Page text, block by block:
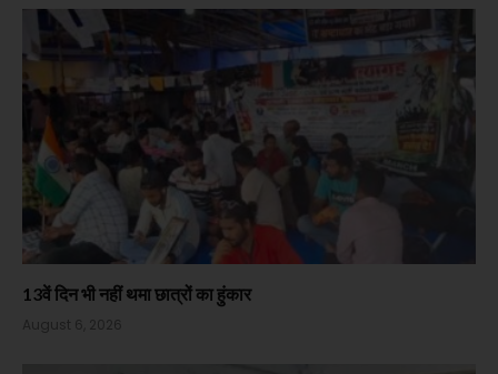
13वें दिन भी नहीं थमा छात्रों का हुंकार
August 6, 2026